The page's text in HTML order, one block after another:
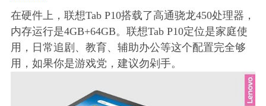
在硬件上，联想Tab P10搭载了高通骁龙450处理器，
内存运行是4GB+64GB。联想Tab P10定位是家庭使
用，日常追剧、教育、辅助办公等这个配置完全够
用，如果你是游戏党，建议勿剁手。